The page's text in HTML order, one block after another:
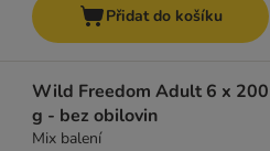
Přidat do košíku
Wild Freedom Adult 6 x 200
g - bez obilovin
Mix balení